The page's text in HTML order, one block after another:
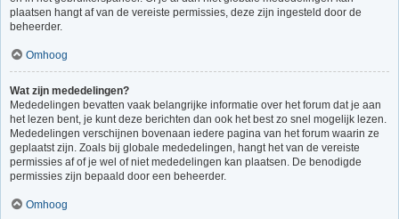
plaatsen hangt af van de vereiste permissies, deze zijn ingesteld door de
beheerder.
Omhoog
Wat zijn mededelingen?
Mededelingen bevatten vaak belangrijke informatie over het forum dat je aan
het lezen bent, je kunt deze berichten dan ook het best zo snel mogelijk lezen.
Mededelingen verschijnen bovenaan iedere pagina van het forum waarin ze
geplaatst zijn. Zoals bij globale mededelingen, hangt het van de vereiste
permissies af of je wel of niet mededelingen kan plaatsen. De benodigde
permissies zijn bepaald door een beheerder.
Omhoog